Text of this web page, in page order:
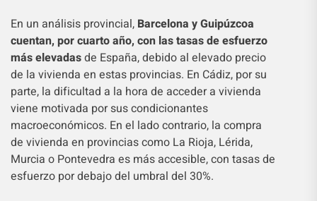
En un análisis provincial, Barcelona y Guipúzcoa
cuentan, por cuarto año, con las tasas de esfuerzo
más elevadasde España, debido al elevado precio
de la vivienda en estas provincias. En Cádiz, por su
parte, la dificultad a la hora de acceder a vivienda
viene motivada por sus condicionantes
macroeconómicos. En el lado contrario, la compra
de vivienda en provincias como La Rioja, Lérida,
Murcia o Pontevedra es más accesible, con tasas de
esfuerzo por debajo del umbral del 30%.